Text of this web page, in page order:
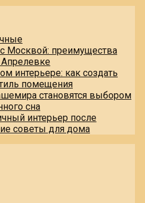
Москвой: преимущества
интерьере: как создать
помещения
становятся выбором
сна
интерьер после
советы для дома